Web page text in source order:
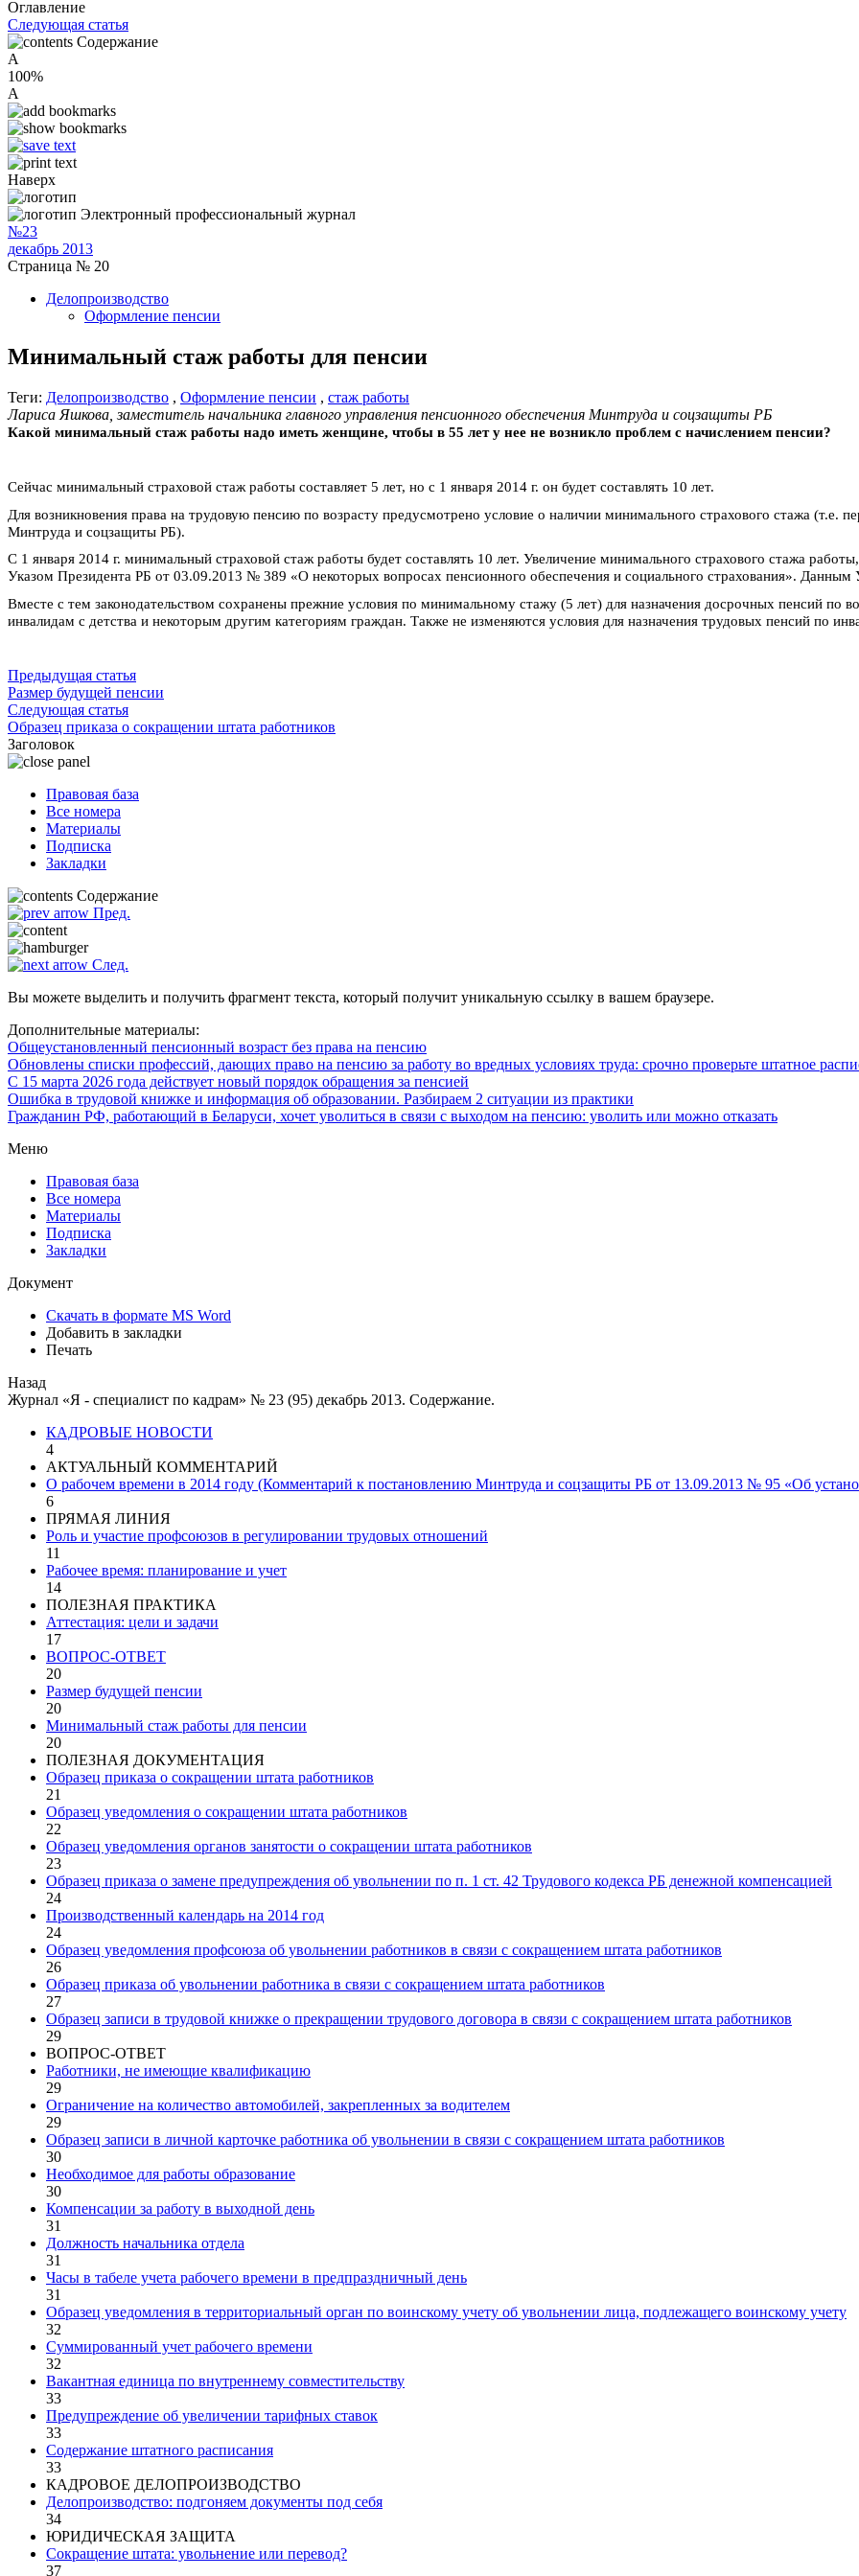
Оглавление
Следующая статья
Содержание
A
100%
A
Наверх
Электронный профессиональный журнал
№23
декабрь 2013
Страница № 20
Делопроизводство
Оформление пенсии
Минимальный стаж работы для пенсии
Теги: Делопроизводство , Оформление пенсии , стаж работы
Лариса Яшкова, заместитель начальника главного управления пенсионного обеспечения Минтруда и соцзащиты РБ
Какой минимальный стаж работы надо иметь женщине, чтобы в 55 лет у нее не возникло проблем с начислением пенсии?
Сейчас минимальный страховой стаж работы составляет 5 лет, но с 1 января 2014 г. он будет составлять 10 лет.
Для возникновения права на трудовую пенсию по возрасту предусмотрено условие о наличии минимального страхового стажа (т.е.
Минтруда и соцзащиты РБ).
С 1 января 2014 г. минимальный страховой стаж работы будет составлять 10 лет. Увеличение минимального страхового стажа
Указом Президента РБ от 03.09.2013 № 389 «О некоторых вопросах пенсионного обеспечения и социального страхования». Данным
Вместе с тем законодательством сохранены прежние условия по минимальному стажу (5 лет) для назначения досрочных пенсий по
инвалидам с детства и некоторым другим категориям граждан. Также не изменяются условия для назначения трудовых пенсий по
Предыдущая статья
Размер будущей пенсии
Следующая статья
Образец приказа о сокращении штата работников
Заголовок
Правовая база
Все номера
Материалы
Подписка
Закладки
Содержание
Пред.
След.
Вы можете выделить и получить фрагмент текста, который получит уникальную ссылку в вашем браузере.
Дополнительные материалы:
Общеустановленный пенсионный возраст без права на пенсию
Обновлены списки профессий, дающих право на пенсию за работу во вредных условиях труда: срочно проверьте штатное
С 15 марта 2026 года действует новый порядок обращения за пенсией
Ошибка в трудовой книжке и информация об образовании. Разбираем 2 ситуации из практики
Гражданин РФ, работающий в Беларуси, хочет уволиться в связи с выходом на пенсию: уволить или можно отказать
Меню
Правовая база
Все номера
Материалы
Подписка
Закладки
Документ
Скачать в формате MS Word
Добавить в закладки
Печать
Назад
Журнал «Я - специалист по кадрам» № 23 (95) декабрь 2013. Содержание.
КАДРОВЫЕ НОВОСТИ
4
АКТУАЛЬНЫЙ КОММЕНТАРИЙ
О рабочем времени в 2014 году (Комментарий к постановлению Минтруда и соцзащиты РБ от 13.09.2013 № 95 «Об
6
ПРЯМАЯ ЛИНИЯ
Роль и участие профсоюзов в регулировании трудовых отношений
11
Рабочее время: планирование и учет
14
ПОЛЕЗНАЯ ПРАКТИКА
Аттестация: цели и задачи
17
ВОПРОС-ОТВЕТ
20
Размер будущей пенсии
20
Минимальный стаж работы для пенсии
20
ПОЛЕЗНАЯ ДОКУМЕНТАЦИЯ
Образец приказа о сокращении штата работников
21
Образец уведомления о сокращении штата работников
22
Образец уведомления органов занятости о сокращении штата работников
23
Образец приказа о замене предупреждения об увольнении по п. 1 ст. 42 Трудового кодекса РБ денежной компенсацией
24
Производственный календарь на 2014 год
24
Образец уведомления профсоюза об увольнении работников в связи с сокращением штата работников
26
Образец приказа об увольнении работника в связи с сокращением штата работников
27
Образец записи в трудовой книжке о прекращении трудового договора в связи с сокращением штата работников
29
ВОПРОС-ОТВЕТ
Работники, не имеющие квалификацию
29
Ограничение на количество автомобилей, закрепленных за водителем
29
Образец записи в личной карточке работника об увольнении в связи с сокращением штата работников
30
Необходимое для работы образование
30
Компенсации за работу в выходной день
31
Должность начальника отдела
31
Часы в табеле учета рабочего времени в предпраздничный день
31
Образец уведомления в территориальный орган по воинскому учету об увольнении лица, подлежащего воинскому учету
32
Суммированный учет рабочего времени
32
Вакантная единица по внутреннему совместительству
33
Предупреждение об увеличении тарифных ставок
33
Содержание штатного расписания
33
КАДРОВОЕ ДЕЛОПРОИЗВОДСТВО
Делопроизводство: подгоняем документы под себя
34
ЮРИДИЧЕСКАЯ ЗАЩИТА
Сокращение штата: увольнение или перевод?
37